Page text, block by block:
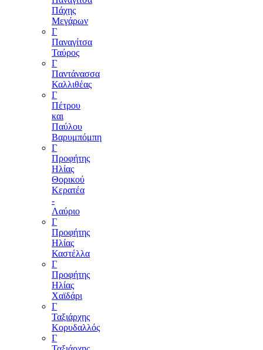
Πάχης
Μεγάρων
Γ
Παναγίτσα
Ταύρος
Γ
Παντάνασσα
Καλλιθέας
Γ
Πέτρου
και
Παύλου
Βαρυμπόμπη
Γ
Προφήτης
Ηλίας
Θορικού
Κερατέα
-
Λαύριο
Γ
Προφήτης
Ηλίας
Καστέλλα
Γ
Προφήτης
Ηλίας
Χαϊδάρι
Γ
Ταξιάρχης
Κορυδαλλός
Γ